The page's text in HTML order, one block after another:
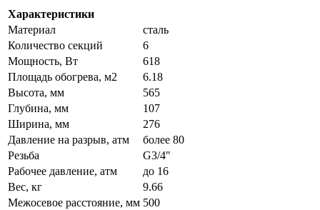
Характеристики
Материал
сталь
Количество секций
6
Мощность, Вт
618
Площадь обогрева, м2
6.18
Высота, мм
565
Глубина, мм
107
Ширина, мм
276
Давление на разрыв, атм
более 80
Резьба
G3/4"
Рабочее давление, атм
до 16
Вес, кг
9.66
Межосевое расстояние, мм 500